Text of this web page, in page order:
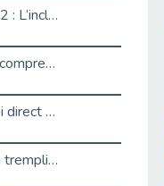
CAP EMPLOI 92 : L’inclusion portée à son sommet, bien au-delà des quotas
38 vidéos pour comprendre et agir durablement
Le taux d’emploi direct dans la fonction publique dépasse 6 % en 2025
L'alternance : un tremplin vers l'emploi aussi pour les personnes en situation de handicap